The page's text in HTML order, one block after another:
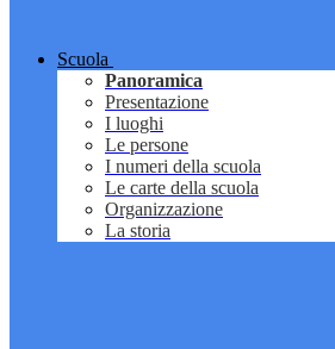
Scuola
Panoramica
Presentazione
I luoghi
Le persone
I numeri della scuola
Le carte della scuola
Organizzazione
La storia